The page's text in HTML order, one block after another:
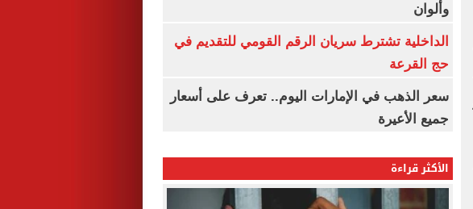
وألوان
الداخلية تشترط سريان الرقم القومي للتقديم في
حج القرعة
سعر الذهب في الإمارات اليوم.. تعرف على أسعار
جميع الأعيرة
الأكثر قراءة